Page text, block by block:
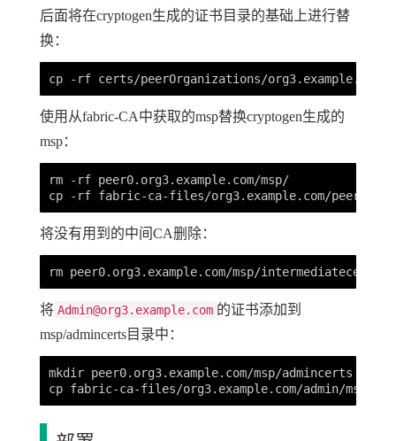
后面将在cryptogen生成的证书目录的基础上进行替
换：
使用从fabric-CA中获取的msp替换cryptogen生成的
msp：
rm -rf peer0.org3.example.com/msp/
将没有用到的中间CA删除：
将 Admin@org3.example.com 的证书添加到
msp/admincerts目录中：
mkdir peer0.org3.example.com/msp/admincerts